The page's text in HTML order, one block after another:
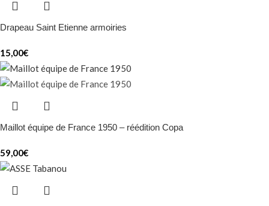
Drapeau Saint Etienne armoiries
15,00€
Maillot équipe de France 1950 – réédition Copa
59,00€